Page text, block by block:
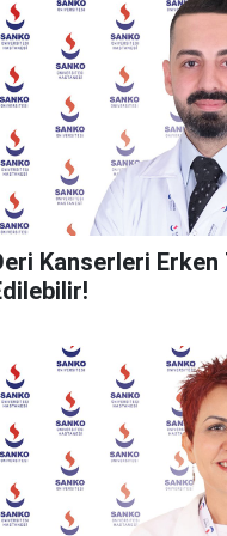
Kanserleri